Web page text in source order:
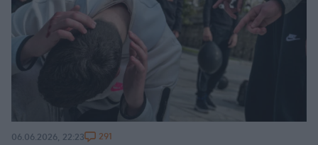
06.06.2026, 22:23 291